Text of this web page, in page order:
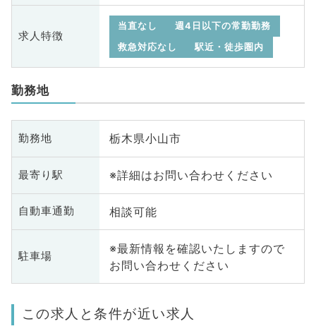
求人特徴
当直なし
週4日以下の常勤勤務
救急対応なし
駅近・徒歩圏内
勤務地
勤務地 栃木県小山市
最寄り駅 ※詳細はお問い合わせください
自動車通勤 相談可能
駐車場
※最新情報を確認いたしますので
お問い合わせください
この求人と条件が近い求人